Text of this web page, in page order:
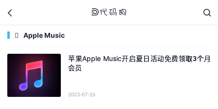

 
 Apple Music
苹果Apple Music开启夏日活动免费领取3个月
会员
2023-07-26